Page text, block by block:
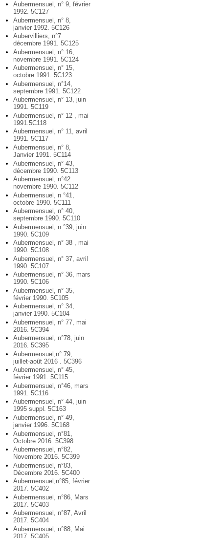
Aubermensuel, n° 9, février
1992. 5C127
Aubermensuel, n° 8,
janvier 1992. 5C126
Aubervilliers, n°7
décembre 1991. 5C125
Aubermensuel, n° 16,
novembre 1991. 5C124
Aubermensuel, n° 15,
octobre 1991. 5C123
Aubermensuel, n°14,
septembre 1991. 5C122
Aubermensuel, n° 13, juin
1991. 5C119
Aubermensuel, n° 12 , mai
1991.5C118
Aubermensuel, n° 11, avril
1991. 5C117
Aubermensuel, n° 8,
Janvier 1991. 5C114
Aubermensuel, n° 43,
décembre 1990. 5C113
Aubermensuel, n°42
novembre 1990. 5C112
Aubermensuel, n °41,
octobre 1990. 5C111
Aubermensuel, n° 40,
septembre 1990. 5C110
Aubermensuel, n °39, juin
1990. 5C109
Aubermensuel, n° 38 , mai
1990. 5C108
Aubermensuel, n° 37, avril
1990. 5C107
Aubermensuel, n° 36, mars
1990. 5C106
Aubermensuel, n° 35,
février 1990. 5C105
Aubermensuel, n° 34,
janvier 1990. 5C104
Aubermensuel, n° 77, mai
2016. 5C394
Aubermensuel, n°78, juin
2016. 5C395
Aubermensuel,n° 79,
juillet-août 2016 . 5C396
Aubermensuel, n° 45,
février 1991. 5C115
Aubermensuel, n°46, mars
1991. 5C116
Aubermensuel, n° 44, juin
1995 suppl. 5C163
Aubermensuel, n° 49,
janvier 1996. 5C168
Aubermensuel, n°81,
Octobre 2016. 5C398
Aubermensuel, n°82,
Novembre 2016. 5C399
Aubermensuel, n°83,
Décembre 2016. 5C400
Aubermensuel,n°85, février
2017. 5C402
Aubermensuel, n°86, Mars
2017. 5C403
Aubermensuel, n°87, Avril
2017. 5C404
Aubermensuel, n°88, Mai
2017. 5C405